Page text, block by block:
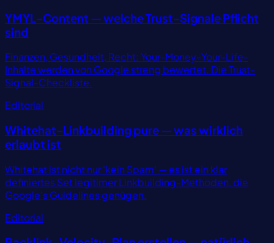
YMYL-Content — welche Trust-Signale Pflicht
sind
Finanzen, Gesundheit, Recht: Your-Money-Your-Life-
Inhalte werden von Google streng bewertet. Die Trust-
Signal-Checkliste.
Editorial
Whitehat-Linkbuilding pure — was wirklich
erlaubt ist
Whitehat ist nicht nur 'kein Spam' — es ist ein klar
definiertes Set legitimer Linkbuilding-Methoden, die
Google's Guidelines genügen.
Editorial